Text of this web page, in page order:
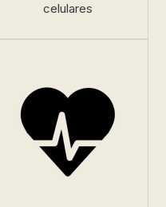
celulares